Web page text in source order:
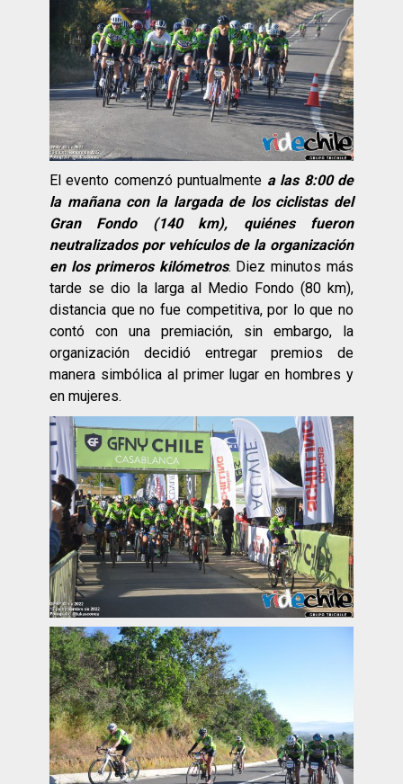
El evento comenzó puntualmente a las 8:00 de
la mañana con la largada de los ciclistas del
Gran Fondo (140 km), quiénes fueron
neutralizados por vehículos de la organización
en los primeros kilómetros. Diez minutos más
tarde se dio la larga al Medio Fondo (80 km),
distancia que no fue competitiva, por lo que no
contó con una premiación, sin embargo, la
organización decidió entregar premios de
manera simbólica al primer lugar en hombres y
en mujeres.